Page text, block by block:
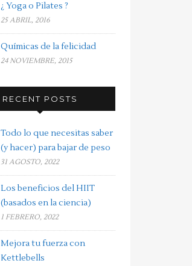
¿ Yoga o Pilates ?
25 ABRIL, 2016
Químicas de la felicidad
24 NOVIEMBRE, 2015
RECENT POSTS
Todo lo que necesitas saber
(y hacer) para bajar de peso
31 AGOSTO, 2022
Los beneficios del HIIT
(basados en la ciencia)
1 FEBRERO, 2022
Mejora tu fuerza con
Kettlebells